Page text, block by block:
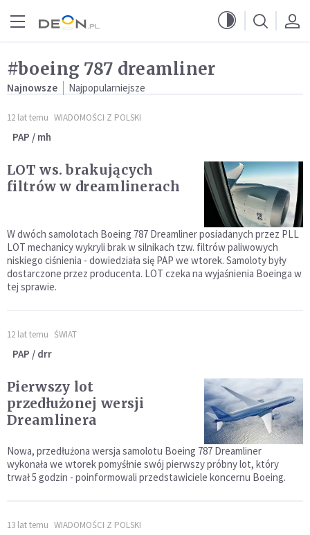
#boeing 787 dreamliner
Najnowsze Najpopularniejsze
12 lat temu WIADOMOŚCI Z POLSKI
PAP / mh
LOT ws. brakujących
filtrów w dreamlinerach
W dwóch samolotach Boeing 787 Dreamliner posiadanych przez PLL
LOT mechanicy wykryli brak w silnikach tzw. filtrów paliwowych
niskiego ciśnienia - dowiedziała się PAP we wtorek. Samoloty były
dostarczone przez producenta. LOT czeka na wyjaśnienia Boeinga w
tej sprawie.
12 lat temu ŚWIAT
PAP / drr
Pierwszy lot
przedłużonej wersji
Dreamlinera
Nowa, przedłużona wersja samolotu Boeing 787 Dreamliner
wykonała we wtorek pomyśłnie swój pierwszy próbny lot, który
trwał 5 godzin - poinformowali przedstawiciele koncernu Boeing.
13 lat temu WIADOMOŚCI Z POLSKI